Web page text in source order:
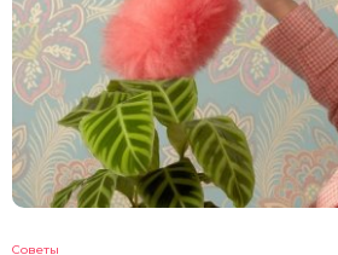
Советы